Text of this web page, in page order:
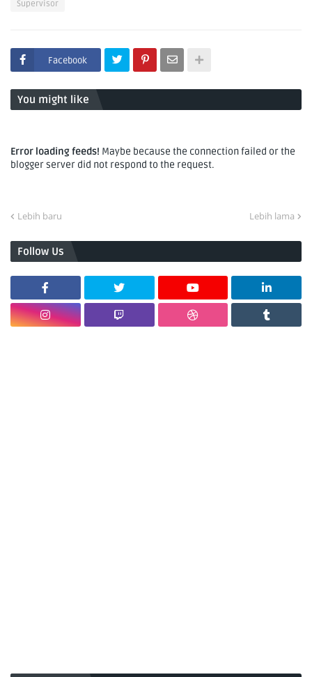
Supervisor
Facebook
You might like
Error loading feeds! Maybe because the connection failed or the
blogger server did not respond to the request.
Lebih baru Lebih lama
Follow Us